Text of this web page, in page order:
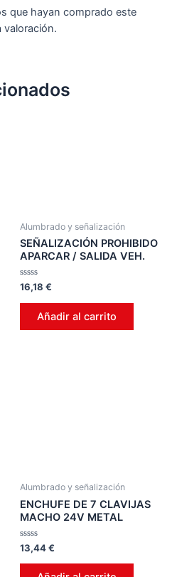
que hayan comprado este
valoración.
Alumbrado y señalización
SEÑALIZACIÓN PROHIBIDO
APARCAR / SALIDA VEH.
Valorado
0
16,18 €
Añadir al carrito
Alumbrado y señalización
ENCHUFE DE 7 CLAVIJAS
MACHO 24V METAL
Valorado
en
0
13,44€